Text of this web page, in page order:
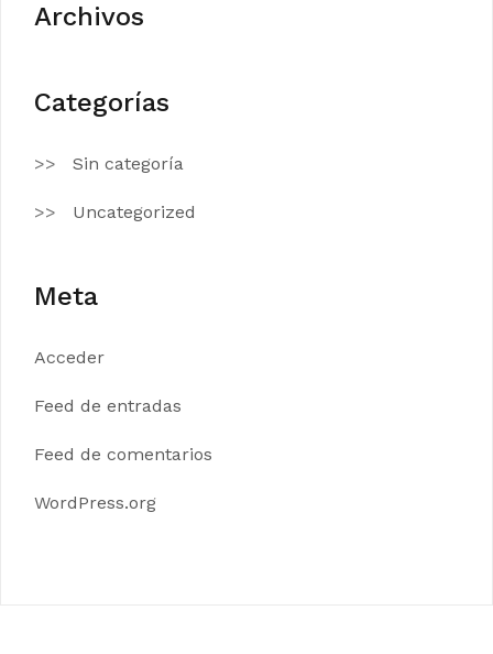
Archivos
Categorías
Sin categoría
Uncategorized
Meta
Acceder
Feed de entradas
Feed de comentarios
WordPress.org